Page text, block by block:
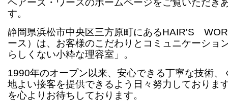
ヘアーズ・ワースのホームページをご覧いただき
す。
静岡県浜松市中央区三方原町にあるHAIR'S
ース）は、お客様のこだわりとコミュニケーショ
らしくない小粋な理容室」。
1990年のオープン以来、安心できる丁寧な技術、
地よい接客を提供できるよう日々努力しておりま
を心よりお待ちしております。